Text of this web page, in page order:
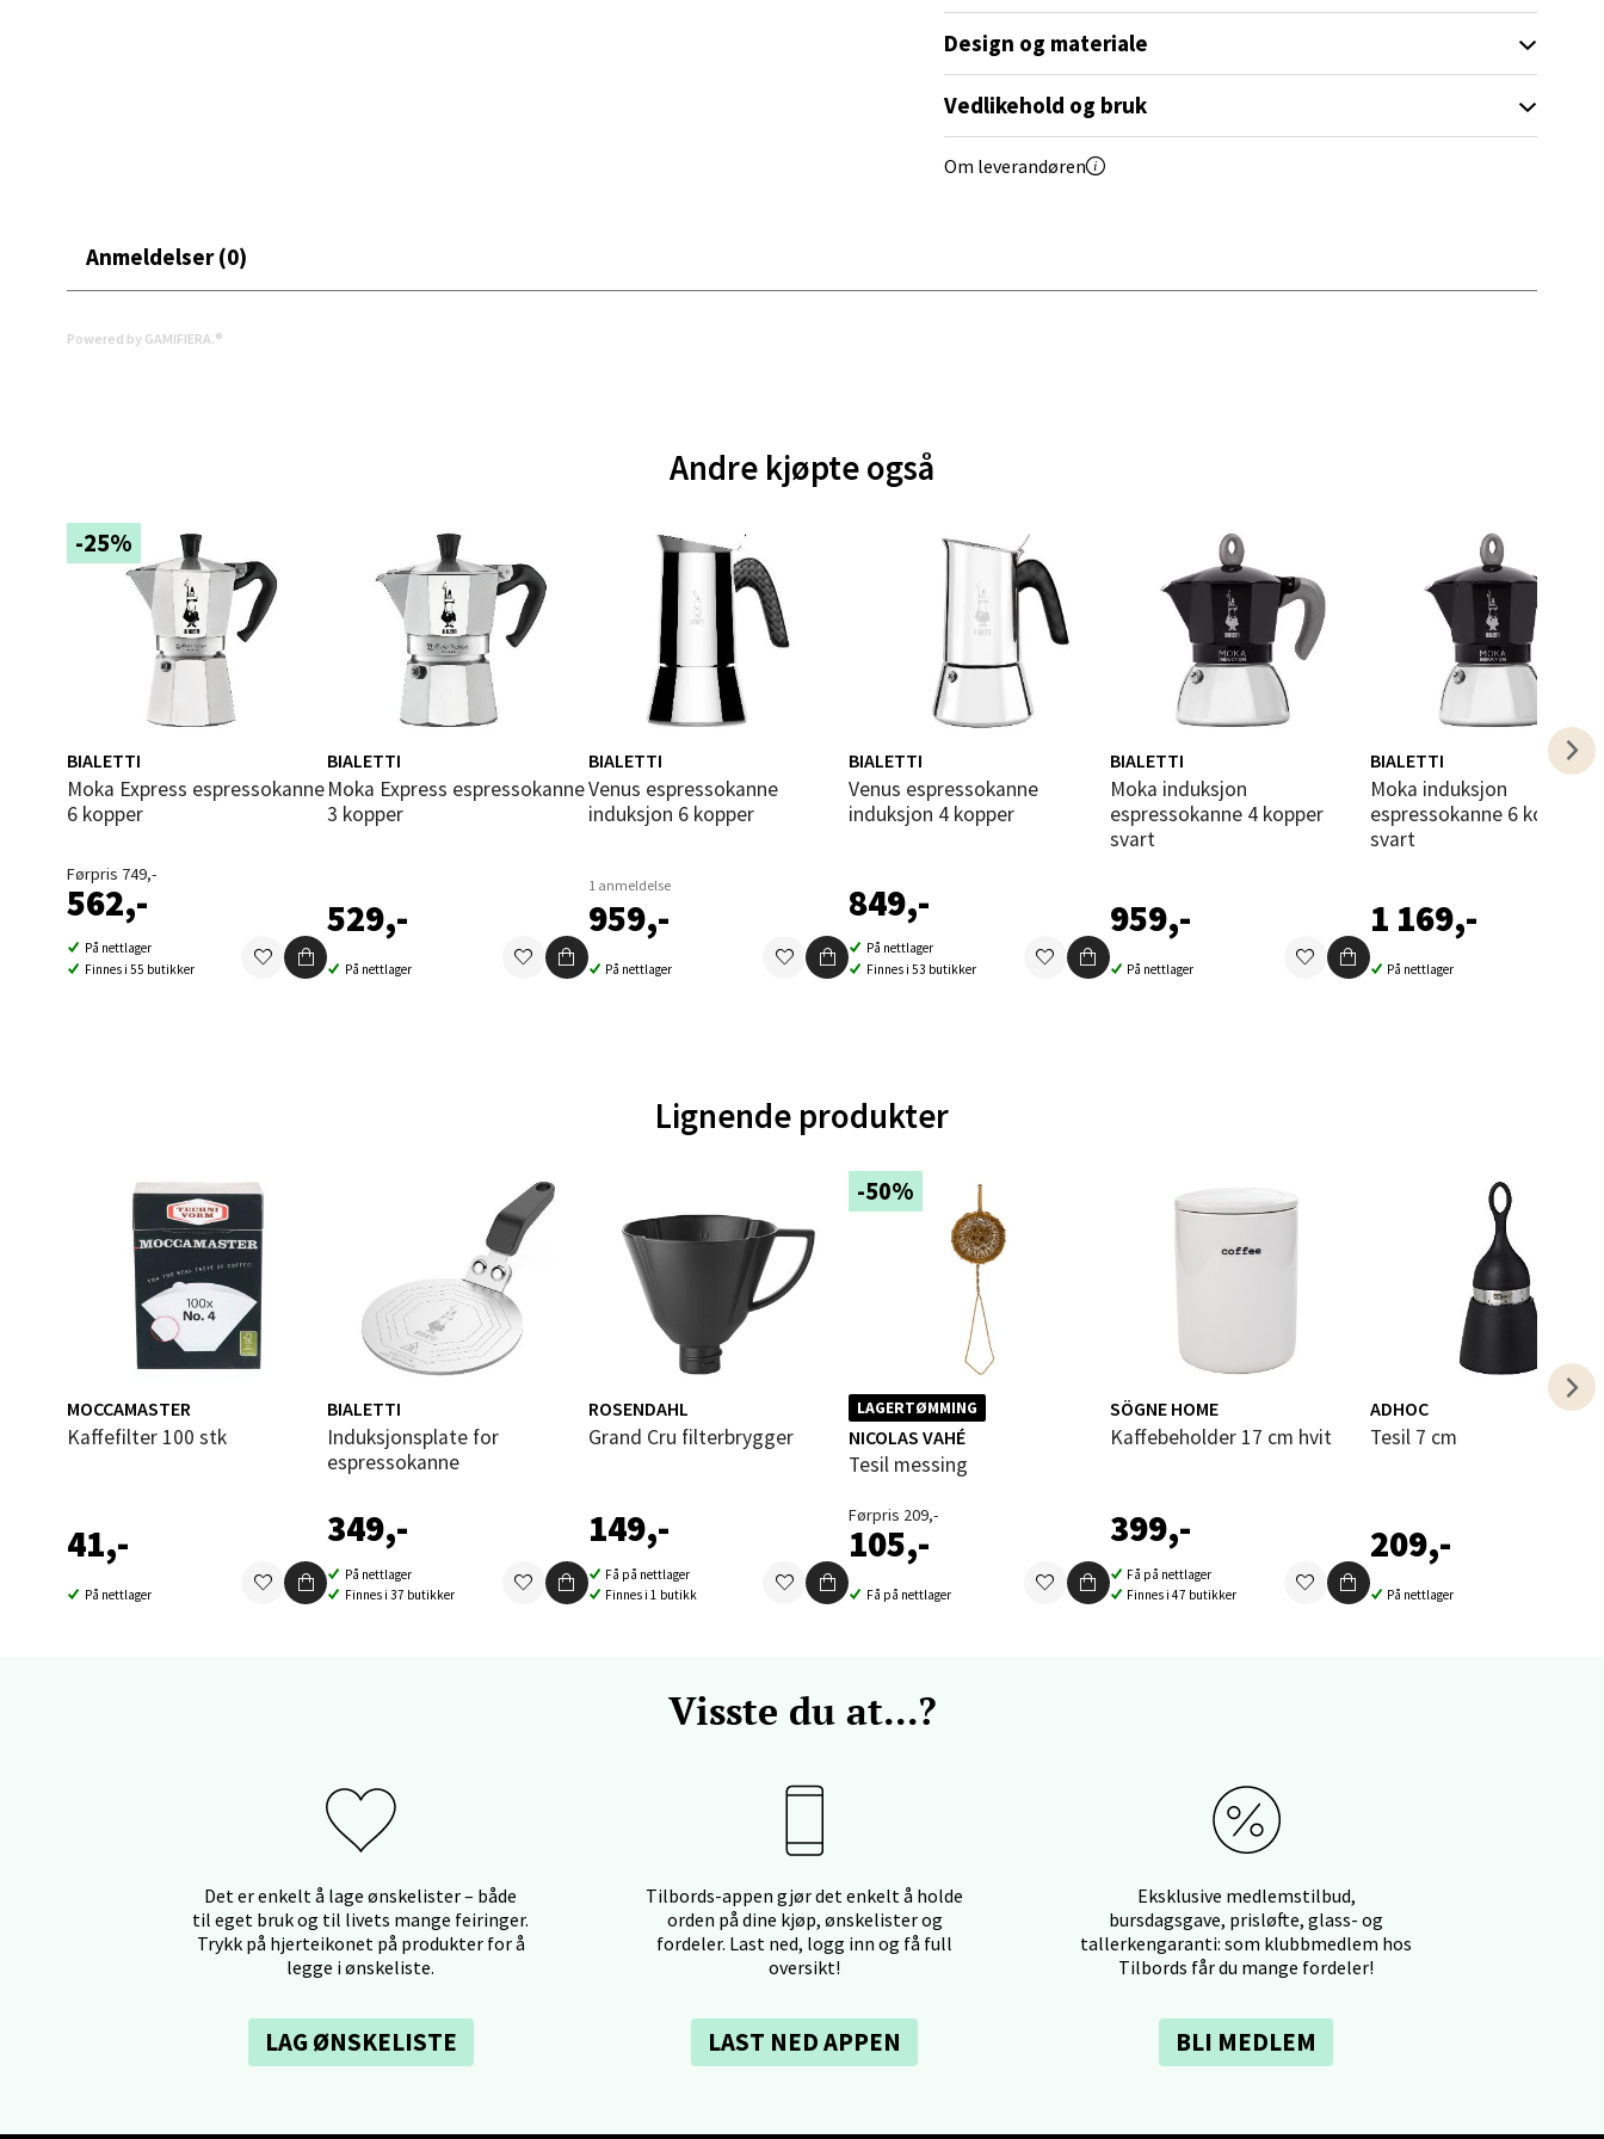
Design og materiale
Vedlikehold og bruk
Om leverandøren
Anmeldelser (0)
Powered by GAMIFIERA.®
Andre kjøpte også
-25%
BIALETTI
Moka Express espressokanne
6 kopper
Førpris 749,-
562,-
På nettlager
Finnes i 55 butikker
BIALETTI
Moka Express espressokanne
3 kopper
529,-
På nettlager
BIALETTI
Venus espressokanne
induksjon 6 kopper
1 anmeldelse
959,-
På nettlager
BIALETTI
Venus espressokanne
induksjon 4 kopper
849,-
På nettlager
Finnes i 53 butikker
BIALETTI
Moka induksjon
espressokanne 4 kopper
svart
959,-
På nettlager
BIALETTI
Moka induksjon
espressokanne 6 kopper
svart
1 169,-
På nettlager
Lignende produkter
MOCCAMASTER
Kaffefilter 100 stk
41,-
På nettlager
BIALETTI
Induksjonsplate for
espressokanne
349,-
På nettlager
Finnes i 37 butikker
ROSENDAHL
Grand Cru filterbrygger
149,-
Få på nettlager
Finnes i 1 butikk
-50%
LAGERTØMMING
NICOLAS VAHÉ
Tesil messing
Førpris 209,-
105,-
Få på nettlager
SÖGNE HOME
Kaffebeholder 17 cm hvit
399,-
Få på nettlager
Finnes i 47 butikker
ADHOC
Tesil 7 cm
209,-
På nettlager
Visste du at...?
Det er enkelt å lage ønskelister – både
til eget bruk og til livets mange feiringer.
Trykk på hjerteikonet på produkter for å
legge i ønskeliste.
LAG ØNSKELISTE
Tilbords-appen gjør det enkelt å holde
orden på dine kjøp, ønskelister og
fordeler. Last ned, logg inn og få full
oversikt!
LAST NED APPEN
Eksklusive medlemstilbud,
bursdagsgave, prisløfte, glass- og
tallerkengaranti: som klubbmedlem hos
Tilbords får du mange fordeler!
BLI MEDLEM
Velg
Mandal - Alti Mandal
Fridtjof Nansensgate 22, 8622 Mo i Rana
Åpent i dag 09-19
0 i butikk
Velg
Ålesund - Thon Senter Moa
Langelandsvegen 25, 6010 Ålesund
Åpent i dag 10-20
Molde - Moldetorget
Narvik - Thon Senter Malmporten
Bolagsgata 1, 8514 Narvik
Åpent i dag 10-20
0 i butikk
Bergen - Oasen Senter
Folke Bernadottes vei 52, 5147 Fyllingsdalen
Oppdal - Aunasenteret
Åpent i dag 09-20
0 i butikk
Sandvika - Thon Senter Sandvika
Velg